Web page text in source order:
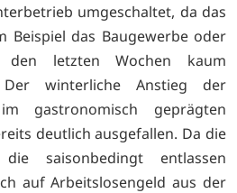
umgeschaltet, da das
Beispiel das Baugewerbe oder
letzten Wochen kaum
winterliche Anstieg der
gastronomisch geprägten
deutlich ausgefallen. Da die
saisonbedingt entlassen
auf Arbeitslosengeld aus der